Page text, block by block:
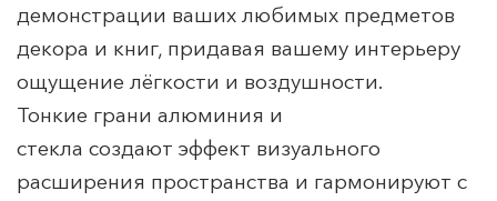
демонстрации ваших любимых предметов
декора и книг, придавая вашему интерьеру
ощущение лёгкости и воздушности.
Тонкие грани алюминия и
стекла создают эффект визуального
расширения пространства и гармонируют с